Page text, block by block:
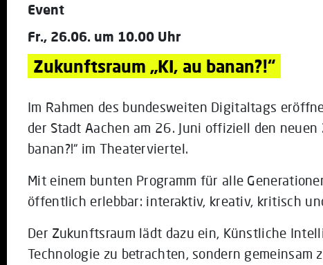
Event
Fr., 26.06. um 10.00 Uhr
Zukunftsraum „KI, au banan?!“
Im Rahmen des bundesweiten Digitaltags
der Stadt Aachen am 26. Juni offiziell den neuen
banan?!“ im Theaterviertel.
Mit einem bunten Programm für alle
öffentlich erlebbar: interaktiv, kreativ, kritisch
Der Zukunftsraum lädt dazu ein, Künstliche
Technologie zu betrachten, sondern gemeinsam